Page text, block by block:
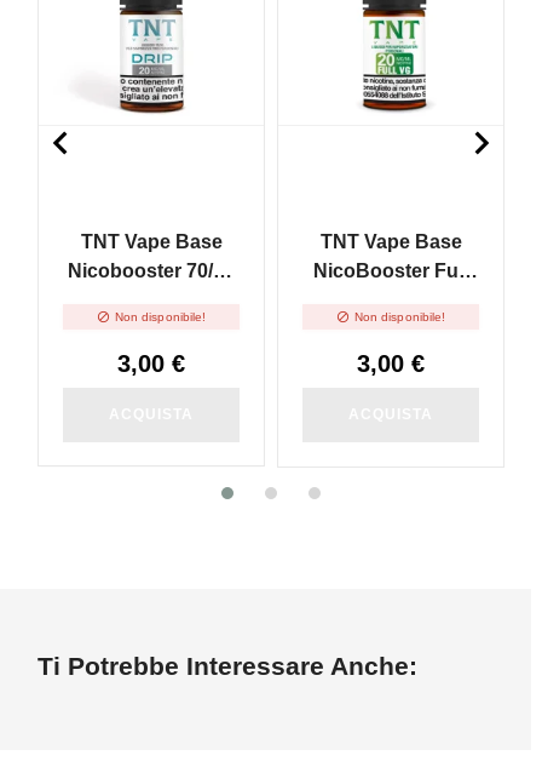
TNT Vape Base
Nicobooster 70/30
 Non disponibile!
3,00 €
TNT Vape Base
NicoBooster Full
 Non disponibile!
3,00 €
 
Ti Potrebbe Interessare Anche: